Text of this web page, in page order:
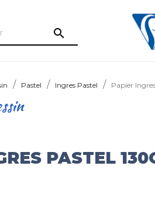
search
Pastel Ingres Pastel Papier
PASTEL